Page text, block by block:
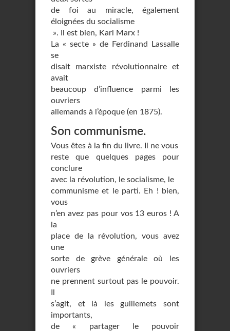
de foi au miracle, également
éloignées du socialisme
». Il est bien, Karl Marx !
La « secte » de Ferdinand Lassalle
se
disait marxiste révolutionnaire et
avait
beaucoup d’influence parmi les
ouvriers
allemands à l’époque (en 1875).
Son communisme.
Vous êtes à la fin du livre. Il ne vous
reste que quelques pages pour
conclure
avec la révolution, le socialisme, le
communisme et le parti. Eh ! bien,
vous
n’en avez pas pour vos 13 euros ! A
la
place de la révolution, vous avez
une
sorte de grève générale où les
ouvriers
ne prennent surtout pas le pouvoir.
s’agit, et là les guillemets sont
importants,
de « partager le pouvoir